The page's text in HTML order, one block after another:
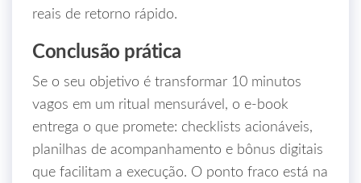
reais de retorno rápido.
Conclusão prática
Se o seu objetivo é transformar 10 minutos
vagos em um ritual mensurável, o e‑book
entrega o que promete: checklists acionáveis,
planilhas de acompanhamento e bônus digitais
que facilitam a execução. O ponto fraco está na